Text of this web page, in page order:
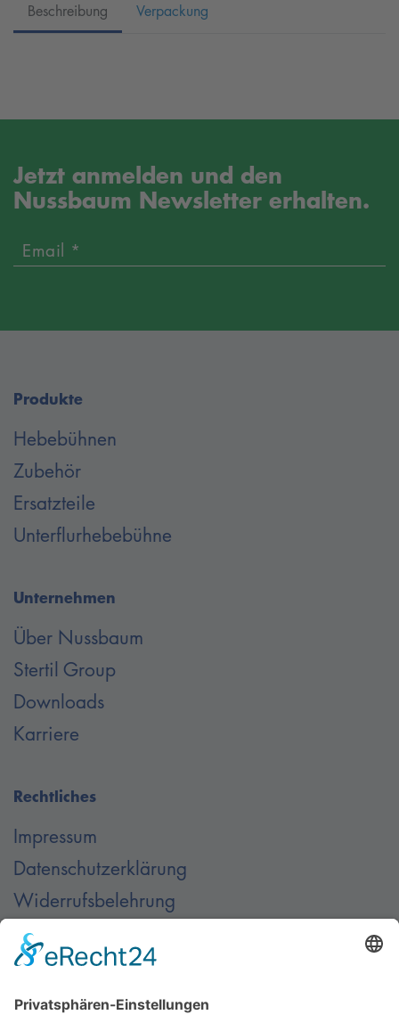
Beschreibung Verpackung
Jetzt anmelden und den
Nussbaum Newsletter erhalten.
Email *
Produkte
Hebebühnen
Zubehör
Ersatzteile
Unterflurhebebühne
Unternehmen
Über Nussbaum
Stertil Group
Downloads
Karriere
Rechtliches
Impressum
Datenschutzerklärung
Widerrufsbelehrung
AGB
Kontakt